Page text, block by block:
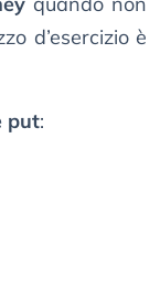
d’esercizio è
put: